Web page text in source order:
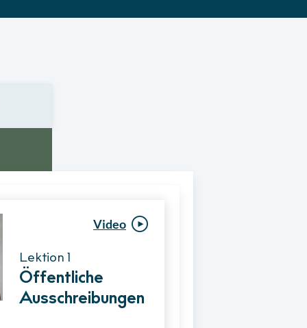
Video
Lektion 1
Öffentliche
AusschreibungenVergabeverfahre